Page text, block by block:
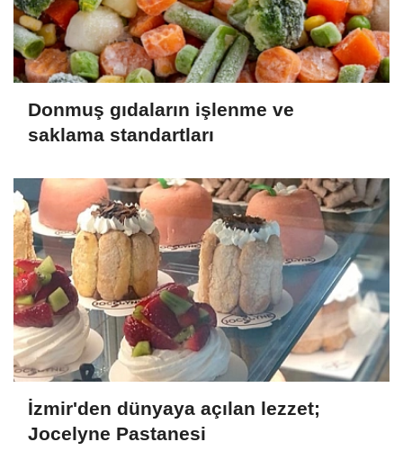
Donmuş gıdaların işlenme ve
saklama standartları
İzmir'den dünyaya açılan lezzet;
Jocelyne Pastanesi